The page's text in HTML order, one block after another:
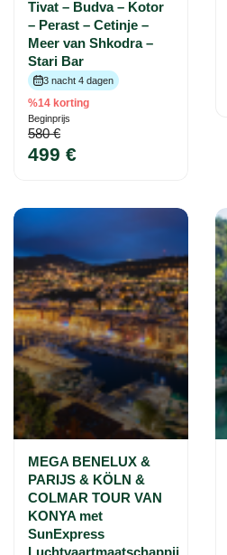
Tivat – Budva – Kotor
– Perast – Cetinje –
Meer van Shkodra –
Stari Bar
3 nacht 4 dagen
%14 korting
Beginprijs
580 €
499 €
MEGA BENELUX &
PARIJS & KÖLN &
COLMAR TOUR VAN
KONYA met
SunExpress